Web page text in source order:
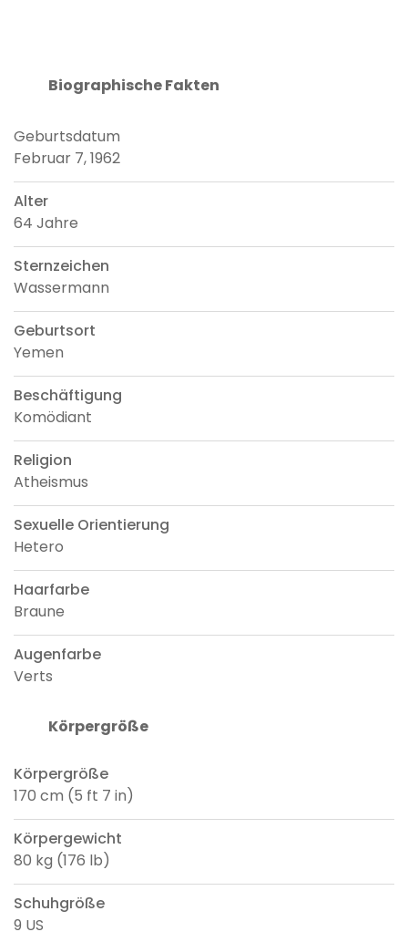
Biographische Fakten
Geburtsdatum
Februar 7, 1962
Alter
64 Jahre
Sternzeichen
Wassermann
Geburtsort
Yemen
Beschäftigung
Komödiant
Religion
Atheismus
Sexuelle Orientierung
Hetero
Haarfarbe
Braune
Augenfarbe
Verts
Körpergröße
Körpergröße
170 cm (5 ft 7 in)
Körpergewicht
80 kg (176 lb)
Schuhgröße
9 US